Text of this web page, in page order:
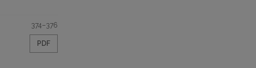
374–376
PDF